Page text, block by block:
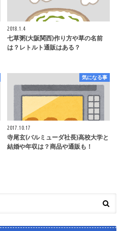
2018.1.4
七草粥(大阪関西)作り方や草の名前
は？レトルト通販はある？
気になる事
2017.10.17
寺尾玄(バルミューダ社長)高校大学と
結婚や年収は？商品や通販も！